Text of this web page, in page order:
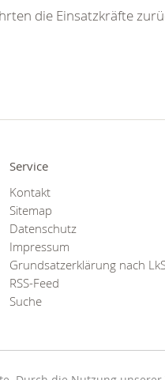
die Einsatzkräfte
Service
Kontakt
Sitemap
Datenschutz
Impressum
Grundsatzerklärung nach
RSS-Feed
Suche